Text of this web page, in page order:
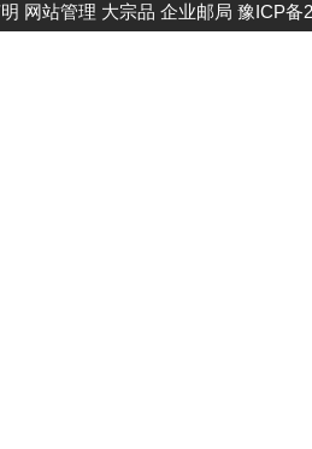
网站管理 大宗品 企业邮局 豫ICP备